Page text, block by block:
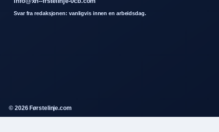
Svar fra redaksjonen: vanligvis innen en arbeidsdag.
© 2026 Førstelinje.com